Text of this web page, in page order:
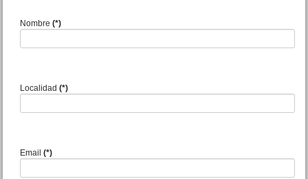
Nombre (*)
Localidad (*)
Email (*)